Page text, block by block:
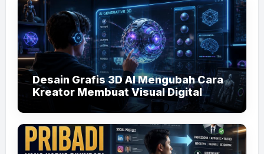
Desain Grafis 3D AI Mengubah Cara
Kreator Membuat Visual Digital